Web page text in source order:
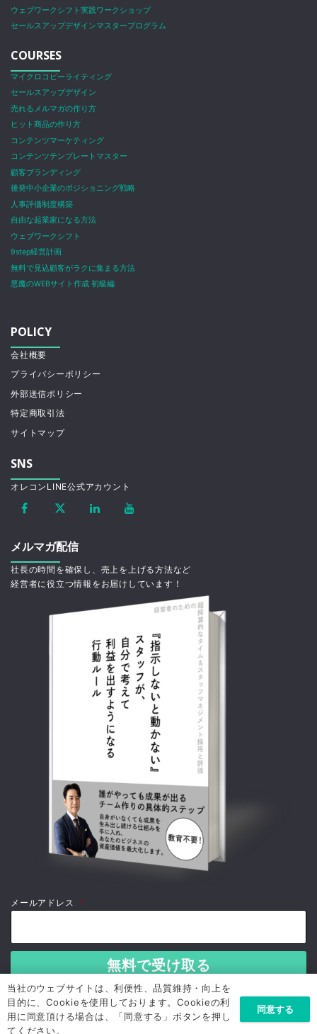
ウェブワークシフト実践ワークショップ
セールスアップデザインマスタープログラム
COURSES
マイクロコピーライティング
セールスアップデザイン
売れるメルマガの作り方
ヒット商品の作り方
コンテンツマーケティング
コンテンツテンプレートマスター
顧客ブランディング
後発中小企業のポジショニング戦略
人事評価制度構築
自由な起業家になる方法
ウェブワークシフト
9step経営計画
無料で見込顧客がラクに集まる方法
悪魔のWEBサイト作成 初級編
POLICY
会社概要
プライバシーポリシー
外部送信ポリシー
特定商取引法
サイトマップ
SNS
オレコンLINE公式アカウント
メルマガ配信
社長の時間を確保し、売上を上げる方法など
経営者に役立つ情報をお届けしています！
メールアドレス *
当社のウェブサイトは、利便性、品質維持・向上を
目的に、Cookieを使用しております。Cookieの利
用に同意頂ける場合は、「同意する」ボタンを押し
てください。
同意する